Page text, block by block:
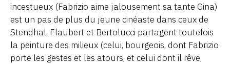
incestueux (Fabrizio aime jalousement sa tante Gina)
est un pas de plus du jeune cinéaste dans ceux de
Stendhal, Flaubert et Bertolucci partagent toutefois
la peinture des milieux (celui, bourgeois, dont Fabrizio
porte les gestes et les atours, et celui dont il rêve,